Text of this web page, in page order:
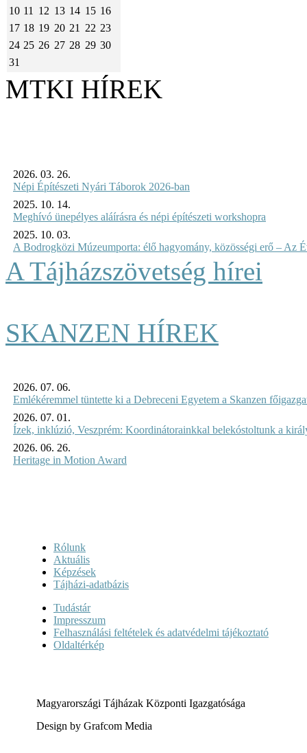
10 11 12 13 14 15 16
17 18 19 20 21 22 23
24 25 26 27 28 29 30
31
MTKI HÍREK
2026. 03. 26.
Népi Építészeti Nyári Táborok 2026-ban
2025. 10. 14.
Meghívó ünepélyes aláírásra és népi építészeti workshopra
2025. 10. 03.
A Bodrogközi Múzeumporta: élő hagyomány, közösségi erő – Az
A Tájházszövetség hírei
SKANZEN HÍREK
2026. 07. 06.
Emlékéremmel tüntette ki a Debreceni Egyetem a Skanzen
2026. 07. 01.
Ízek, inklúzió, Veszprém: Koordinátorainkkal belekóstoltunk a
2026. 06. 26.
Heritage in Motion Award
Rólunk
Aktuális
Képzések
Tájházi-adatbázis
Tudástár
Impresszum
Felhasználási feltételek és adatvédelmi tájékoztató
Oldaltérkép
Magyarországi Tájházak Központi Igazgatósága
Design by Grafcom Media